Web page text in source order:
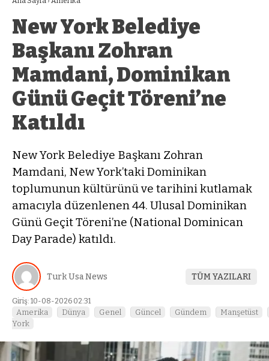
New York Belediye
Başkanı Zohran
Mamdani, Dominikan
Günü Geçit Töreni’ne
Katıldı
New York Belediye Başkanı Zohran
Mamdani, New York’taki Dominikan
toplumunun kültürünü ve tarihini kutlamak
amacıyla düzenlenen 44. Ulusal Dominikan
Günü Geçit Töreni’ne (National Dominican
Day Parade) katıldı.
Turk Usa News TÜM YAZILARI
Giriş: 10-08-2026 02:31
Amerika Dünya Genel Güncel Gündem
Manşetüst
York